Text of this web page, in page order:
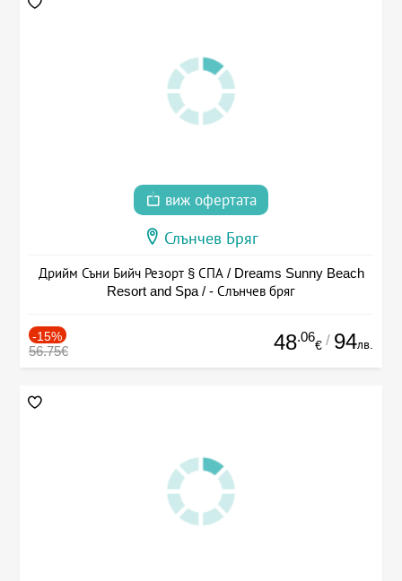
виж офертата
Слънчев Бряг
Дрийм Съни Бийч Резорт § СПА / Dreams Sunny Beach
Resort and Spa / - Слънчев бряг
-15%
56.75€ 48.06
€ / 94лв.